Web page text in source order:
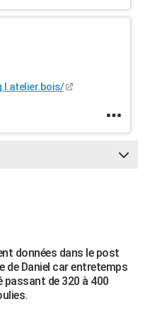
données dans le post
de Daniel car entretemps
de 320 à 400